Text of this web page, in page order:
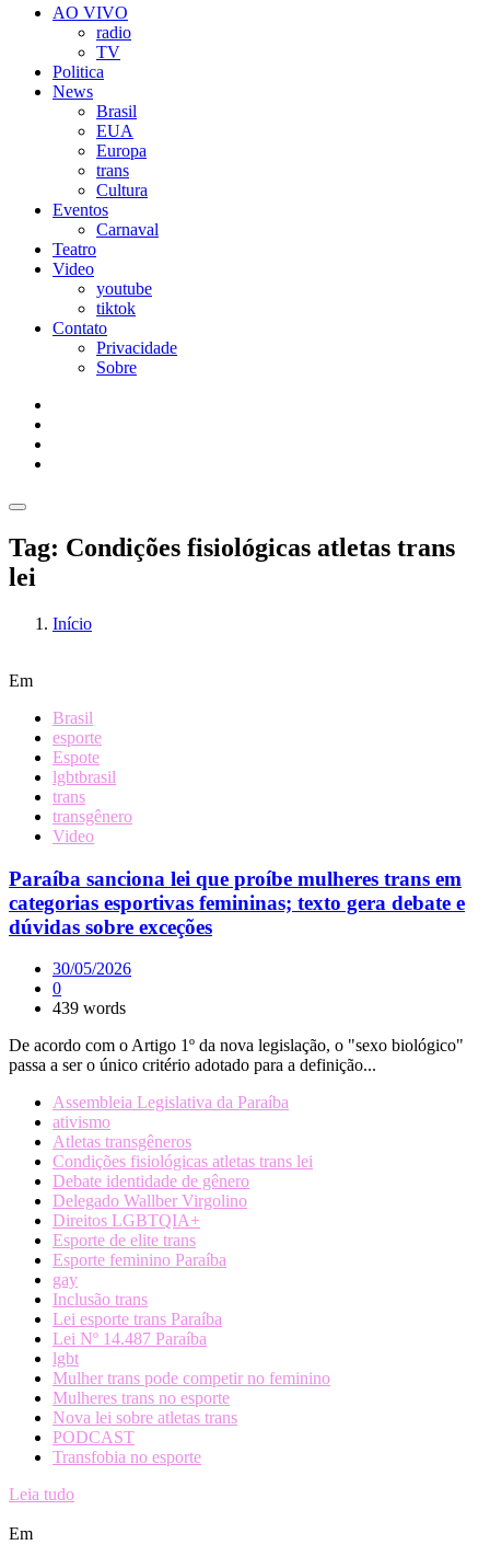
AO VIVO
radio
TV
Politica
News
Brasil
EUA
Europa
trans
Cultura
Eventos
Carnaval
Teatro
Video
youtube
tiktok
Contato
Privacidade
Sobre
Tag: Condições fisiológicas atletas trans
lei
Início
Em
Brasil
esporte
Espote
lgbtbrasil
trans
transgênero
Video
Paraíba sanciona lei que proíbe mulheres trans em
categorias esportivas femininas; texto gera debate e
dúvidas sobre exceções
30/05/2026
0
439 words
De acordo com o Artigo 1º da nova legislação, o "sexo biológico"
passa a ser o único critério adotado para a definição...
Assembleia Legislativa da Paraíba
ativismo
Atletas transgêneros
Condições fisiológicas atletas trans lei
Debate identidade de gênero
Delegado Wallber Virgolino
Direitos LGBTQIA+
Esporte de elite trans
Esporte feminino Paraíba
gay
Inclusão trans
Lei esporte trans Paraíba
Lei Nº 14.487 Paraíba
lgbt
Mulher trans pode competir no feminino
Mulheres trans no esporte
Nova lei sobre atletas trans
PODCAST
Transfobia no esporte
Leia tudo
Em